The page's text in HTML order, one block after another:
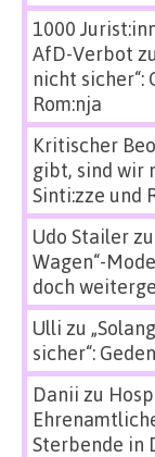
1000
AfD-Verbot zu
nicht sicher“:
Rom:nja
Kritischer
gibt, sind wir
Sinti:zze und
Udo Stailerzu
Wagen“-
doch
Ulli zu
sicher“:
Danii zu
Sterbende in